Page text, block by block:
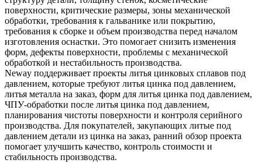
поверхности, критические размеры, зоны механической
обработки, требования к гальванике или покрытию,
требования к сборке и объем производства перед началом
изготовления оснастки. Это помогает снизить изменения
форм, дефекты поверхности, проблемы с механической
обработкой и нестабильность производства.
Neway поддерживает проекты литья цинковых сплавов под
давлением, которые требуют литья цинка под давлением,
литья металла на заказ, форм для литья цинка под давлением,
ЧПУ-обработки после литья цинка под давлением,
планирования чистоты поверхности и контроля серийного
производства. Для покупателей, закупающих литые под
давлением детали из цинка на заказ, ранний обзор проекта
помогает улучшить качество, контроль стоимости и
стабильность производства.